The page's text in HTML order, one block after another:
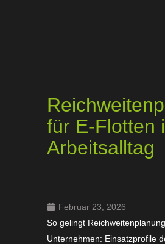
für E-Flotten
Arbeitsalltag
Februar 23, 2026
So gelingt
Unternehmen: Einsatzprofile